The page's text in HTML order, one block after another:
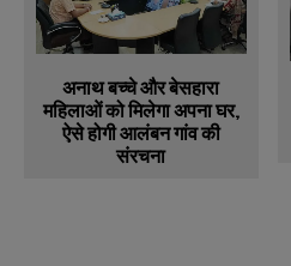
अनाथ बच्चे और बेसहारा
महिलाओं को मिलेगा अपना घर,
ऐसे होगी आलंबन गांव की
संरचना